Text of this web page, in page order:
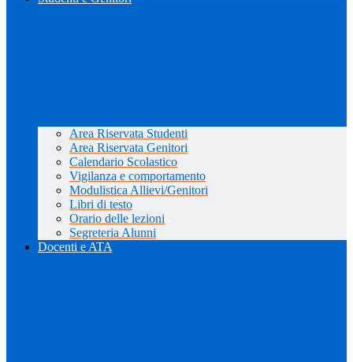
Area Riservata Studenti
Area Riservata Genitori
Calendario Scolastico
Vigilanza e comportamento
Modulistica Allievi/Genitori
Libri di testo
Orario delle lezioni
Segreteria Alunni
Docenti e ATA